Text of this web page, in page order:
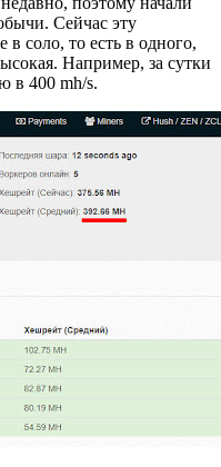
Сейчас эту
соло, то есть в одного,
Например, за сутки
в 400 mh/s.